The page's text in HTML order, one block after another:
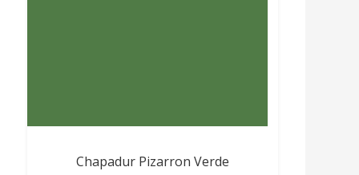
Chapadur Pizarron Verde